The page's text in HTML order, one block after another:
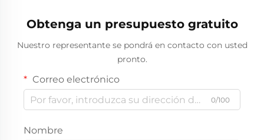
Obtenga un presupuesto gratuito
Nuestro representante se pondrá en contacto con usted
pronto.
Correo electrónico
0/100
Nombre